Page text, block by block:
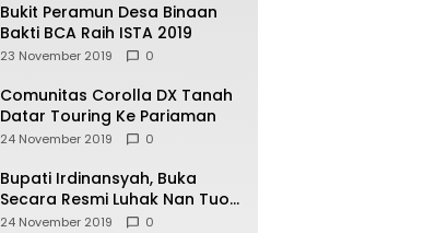
Bukit Peramun Desa Binaan
Bakti BCA Raih ISTA 2019
23 November 2019 0
Comunitas Corolla DX Tanah
Datar Touring Ke Pariaman
24 November 2019 0
Bupati Irdinansyah, Buka
Secara Resmi Luhak Nan Tuo
Wirabraja Adventure Offroad
24 November 2019 0